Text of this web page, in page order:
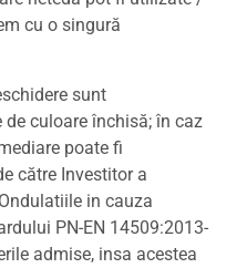
cu o singură
sunt
culoare închisă; în caz
poate fi
către Investitor a
in cauza
PN-EN 14509:2013-
admise, insa acestea